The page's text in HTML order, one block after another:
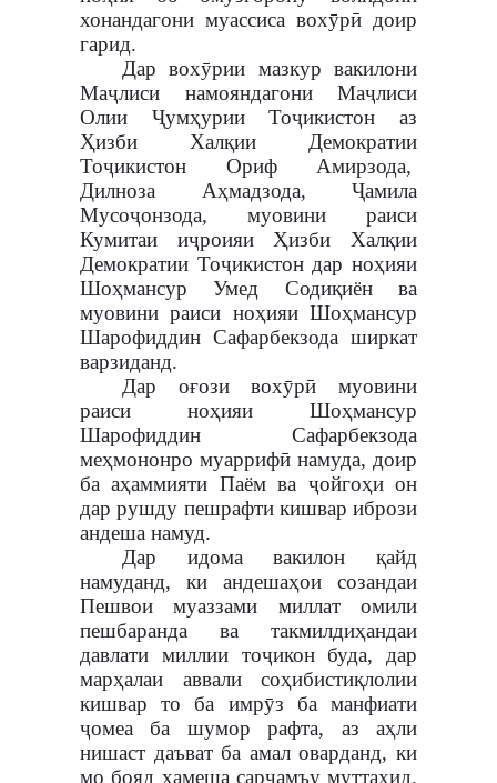
хонандагони муассиса вохӯрӣ доир
гарид.
Дар вохӯрии мазкур вакилони
Маҷлиси намояндагони Маҷлиси
Олии Ҷумҳурии Тоҷикистон аз
Ҳизби Халқии Демократии
Тоҷикистон Ориф Амирзода,
Дилноза Аҳмадзода, Ҷамила
Мусоҷонзода, муовини раиси
Кумитаи иҷроияи Ҳизби Халқии
Демократии Тоҷикистон дар ноҳияи
Шоҳмансур Умед Содиқиён ва
муовини раиси ноҳияи Шоҳмансур
Шарофиддин Сафарбекзода ширкат
варзиданд.
Дар оғози вохӯрӣ муовини
раиси ноҳияи Шоҳмансур
Шарофиддин Сафарбекзода
меҳмононро муаррифӣ намуда, доир
ба аҳаммияти Паём ва ҷойгоҳи он
дар рушду пешрафти кишвар ибрози
андеша намуд.
Дар идома вакилон қайд
намуданд, ки андешаҳои созандаи
Пешвои муаззами миллат омили
пешбаранда ва такмилдиҳандаи
давлати миллии тоҷикон буда, дар
марҳалаи аввали соҳибистиқлолии
кишвар то ба имрӯз ба манфиати
ҷомеа ба шумор рафта, аз аҳли
нишаст даъват ба амал оварданд, ки
мо бояд ҳамеша сарҷамъу муттаҳид,